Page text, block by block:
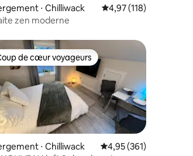
sur la base de 87 commentaires : 4,94 sur 5
⋅ Chilliwack Évaluation moyenne
4,97 (118)
zen moderne
de cœur voyageurs les plus appréciés
de cœur voyageurs
⋅ Chilliwack Évaluation moyenne
4,95 (361)